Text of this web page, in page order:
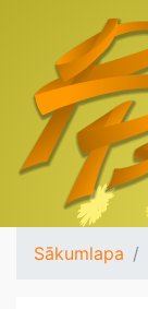
Sākumlapa